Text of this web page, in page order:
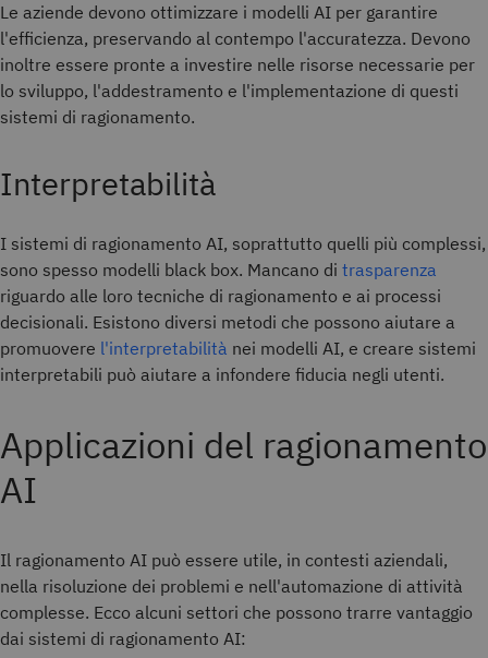
Le aziende devono ottimizzare i modelli AI per garantire
l'efficienza, preservando al contempo l'accuratezza. Devono
inoltre essere pronte a investire nelle risorse necessarie per
lo sviluppo, l'addestramento e l'implementazione di questi
sistemi di ragionamento.
Interpretabilità
I sistemi di ragionamento AI, soprattutto quelli più complessi,
sono spesso modelli black box. Mancano di trasparenza
riguardo alle loro tecniche di ragionamento e ai processi
decisionali. Esistono diversi metodi che possono aiutare a
promuovere l'interpretabilità nei modelli AI, e creare sistemi
interpretabili può aiutare a infondere fiducia negli utenti.
Applicazioni del ragionamento
AI
Il ragionamento AI può essere utile, in contesti aziendali,
nella risoluzione dei problemi e nell'automazione di attività
complesse. Ecco alcuni settori che possono trarre vantaggio
dai sistemi di ragionamento AI: